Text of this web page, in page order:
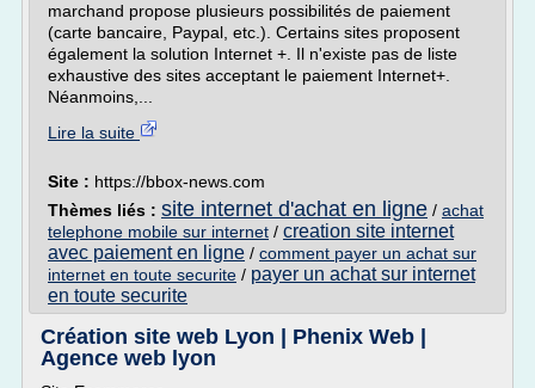
marchand propose plusieurs possibilités de paiement
(carte bancaire, Paypal, etc.). Certains sites proposent
également la solution Internet +. Il n'existe pas de liste
exhaustive des sites acceptant le paiement Internet+.
Néanmoins,...
Lire la suite
Site : https://bbox-news.com
Thèmes liés : site internet d'achat en ligne / achat
telephone mobile sur internet / creation site internet
avec paiement en ligne / comment payer un achat sur
internet en toute securite / payer un achat sur internet
en toute securite
Création site web Lyon | Phenix Web |
Agence web lyon